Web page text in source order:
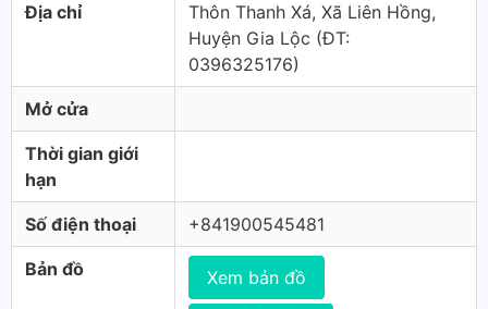
Địa chỉ
Thôn Thanh Xá, Xã Liên Hồng,
Huyện Gia Lộc (ÐT:
0396325176)
Mở cửa
Thời gian giới
hạn
Số điện thoại +841900545481
Bản đồ Xem bản đồ